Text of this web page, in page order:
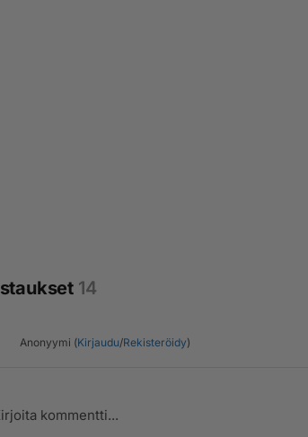
14
Anonyymi (Kirjaudu/Rekisteröidy)